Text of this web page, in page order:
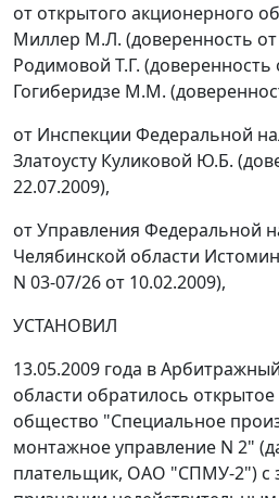
от открытого акционерного
Миллер М.Л. (доверенность от
Родимовой Т.Г. (доверенность
Гогиберидзе М.М.
от Инспекции Федеральной
Златоусту Куликовой Ю.Б.
22.07.2009),
от Управления Федеральной
Челябинской области
N 03-07/26 от 10.02.2009),
УСТАНОВИЛ
13.05.2009 года в
области обратилось
общество "Специальное
монтажное управление N 2"
плательщик, ОАО "СПМУ-2") с